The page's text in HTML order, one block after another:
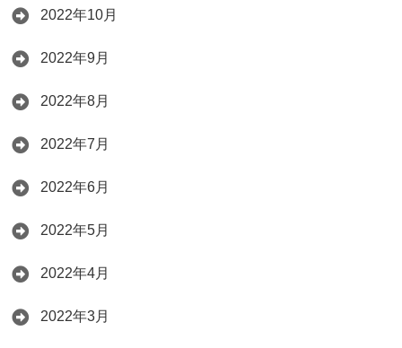
2022年10月
2022年9月
2022年8月
2022年7月
2022年6月
2022年5月
2022年4月
2022年3月